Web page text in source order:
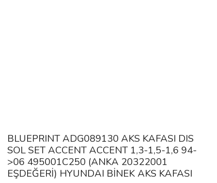
BLUEPRINT ADG089130 AKS KAFASI DIS
SOL SET ACCENT ACCENT 1,3-1,5-1,6 94-
>06 495001C250 (ANKA 20322001
EŞDEĞERİ) HYUNDAI BİNEK AKS KAFASI